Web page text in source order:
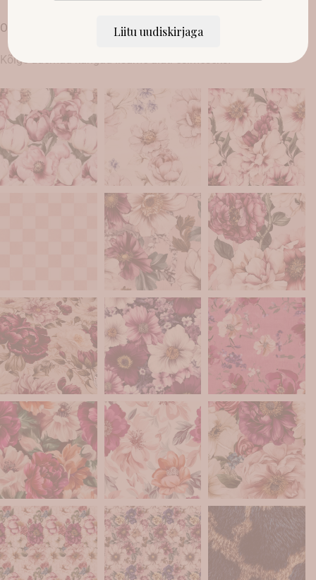
Ooteaeg 2-3 nädalat
Kõige uuemad kangad lisame alati esimeseks!
Liitu uudiskirjaga